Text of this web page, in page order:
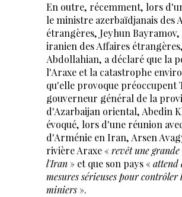
En outre, récemment, lors
le ministre azerbaïdjanais des
étrangères, Jeyhun
iranien des Affaires
Abdollahian, a déclaré que la
l'Araxe et la catastrophe
qu'elle provoque préoccupent
gouverneur général de la
d'Azarbaijan oriental, Abedin
évoqué, lors d'une réunion
d'Arménie en Iran, Arsen
rivière Araxe «revêt une
l'Iran» et que son pays «attend
mesures sérieuses pour contrôler
miniers».